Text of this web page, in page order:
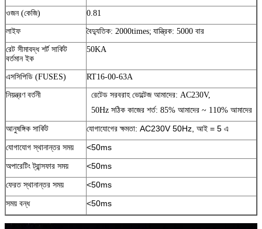
ওজন (কেজি) 0.81
লাইফ বৈদ্যুতিক: 2000times; যান্ত্রিক: 5000 বার
রেট সীমাবদ্ধ শর্ট সার্কিট
বর্তমান ইক
50KA
এসসিপিডি (FUSES) RT16-00-63A
নিয়ন্ত্রণ বর্তনী
রেটেড সরবরাহ ভোল্টেজ আমাদের: AC230V,
50Hz সঠিক কাজের শর্ত: 85% আমাদের ~ 110% আমাদের
আনুষঙ্গিক সার্কিট
যোগাযোগের ক্ষমতা: AC230V 50Hz, আই = 5 এ
যোগাযোগ স্থানান্তর সময়
<50ms
অপারেটিং ট্রান্সফার সময়
<50ms
ফেরত স্থানান্তর সময়
<50ms
সময় বন্ধ
<50ms